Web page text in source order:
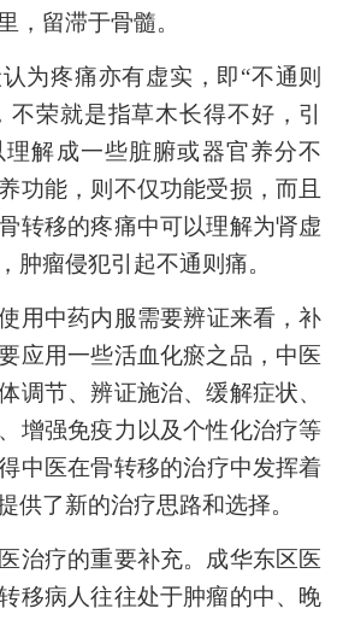
，留滞于骨髓。
为疼痛亦有虚实，即“不通则
不荣就是指草木长得不好，引
解成一些脏腑或器官养分不
功能，则不仅功能受损，而且
转移的疼痛中可以理解为肾虚
肿瘤侵犯引起不通则痛。
用中药内服需要辨证来看，补
应用一些活血化瘀之品，中医
调节、辨证施治、缓解症状、
增强免疫力以及个性化治疗等
中医在骨转移的治疗中发挥着
供了新的治疗思路和选择。
治疗的重要补充。成华东区医
移病人往往处于肿瘤的中、晚